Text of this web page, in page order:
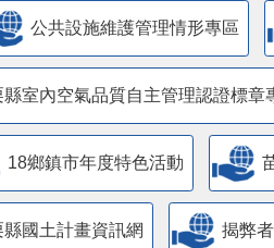
​公共設施維護管理情形專區
縣室內空氣品質自主管理認證標章
18鄉鎮市年度特色活動
縣國土計畫資訊網 揭弊